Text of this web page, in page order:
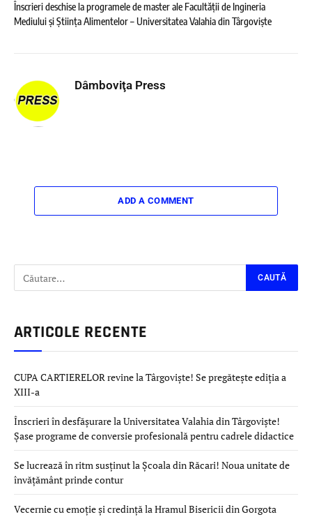
Înscrieri deschise la programele de master ale Facultății de Ingineria
Mediului și Știința Alimentelor – Universitatea Valahia din Târgoviște
Dâmboviţa Press
ADD A COMMENT
ARTICOLE RECENTE
CUPA CARTIERELOR revine la Târgoviște! Se pregătește ediția a
XIII-a
Înscrieri în desfășurare la Universitatea Valahia din Târgoviște!
Șase programe de conversie profesională pentru cadrele didactice
Se lucrează în ritm susținut la Școala din Răcari! Noua unitate de
învățământ prinde contur
Vecernie cu emoție și credință la Hramul Bisericii din Gorgota